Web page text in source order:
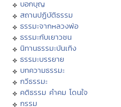
บอกบุญ
สถานปฏิบัติธรรม
ธรรมะจากหลวงพ่อ
ธรรมะกับเยาวชน
นิทานธรรมะบันเทิง
ธรรมะบรรยาย
บทความธรรมะ
กวีธรรมะ
คติธรรม คำคม โดนใจ
กรรม